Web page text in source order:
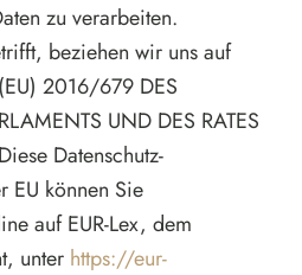
zu verarbeiten.
beziehen wir uns auf
2016/679 DES
UND DES RATES
Datenschutz-
EU können Sie
auf EUR-Lex, dem
unter https://eur-